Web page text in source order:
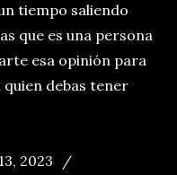
tiempo saliendo
que es una persona
esa opinión para
debas tener
2023